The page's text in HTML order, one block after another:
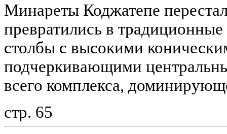
Минареты Коджатепе
превратились в
столбы с высокими
подчеркивающими
всего комплекса,
стр. 65